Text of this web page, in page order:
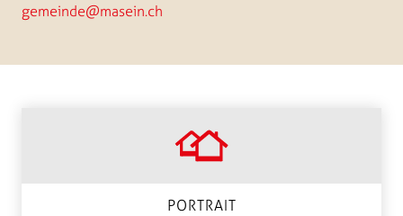
gemeinde@masein.ch
PORTRAIT